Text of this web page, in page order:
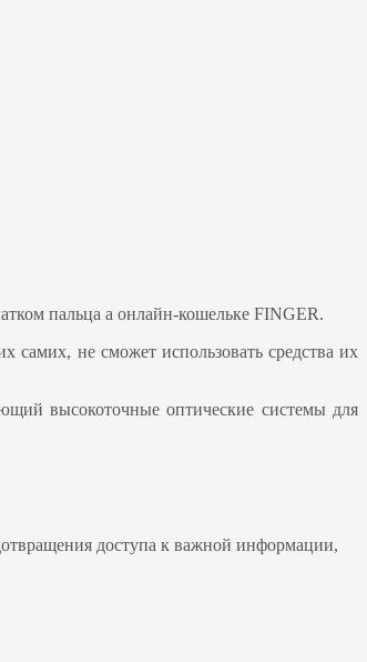
пальца а онлайн-кошельке FINGER.
самих, не сможет использовать средства их
высокоточные оптические системы для
доступа к важной информации,